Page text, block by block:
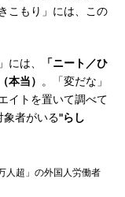
こもり」には、この
には、
「ニート／ひ
本当）
。「変だな」
イトを置いて調べて
者がいる"らし
人超」の外国人労働者